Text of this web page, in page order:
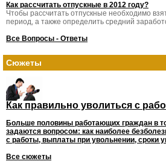
Как рассчитать отпускные в 2012 году?
Чтобы рассчитать отпускные необходимо
период, а также определить средний
Все Вопросы - Ответы
Сюжеты
Как правильно уволиться с
Больше половины работающих граждан в
задаются вопросом: как наиболее
с работы, выплаты при увольнении, сроки
Все сюжеты